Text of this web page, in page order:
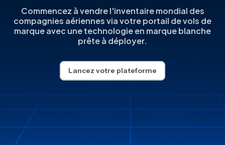
Commencez à vendre l'inventaire mondial des
compagnies aériennes via votre portail de vols de
marque avec une technologie en marque blanche
prête à déployer.
Lancez votre plateforme